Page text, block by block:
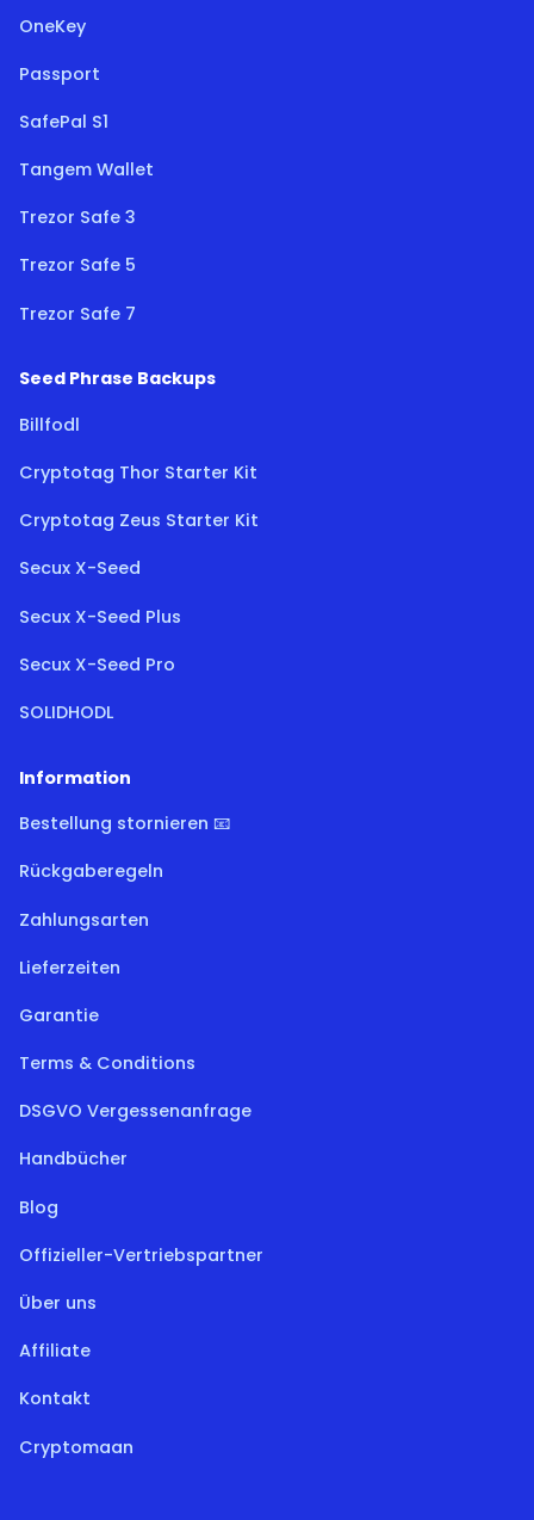
OneKey
Passport
SafePal S1
Tangem Wallet
Trezor Safe 3
Trezor Safe 5
Trezor Safe 7
Seed Phrase Backups
Billfodl
Cryptotag Thor Starter Kit
Cryptotag Zeus Starter Kit
Secux X-Seed
Secux X-Seed Plus
Secux X-Seed Pro
SOLIDHODL
Information
Bestellung stornieren 📧
Rückgaberegeln
Zahlungsarten
Lieferzeiten
Garantie
Terms & Conditions
DSGVO Vergessenanfrage
Handbücher
Blog
Offizieller-Vertriebspartner
Über uns
Affiliate
Kontakt
Cryptomaan